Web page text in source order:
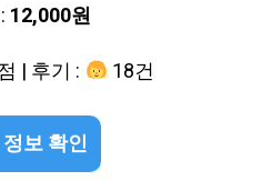
12,000원
| 후기 :
18건
보 확인